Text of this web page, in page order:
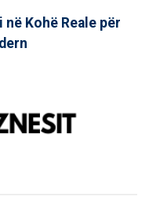
në Kohë Reale për